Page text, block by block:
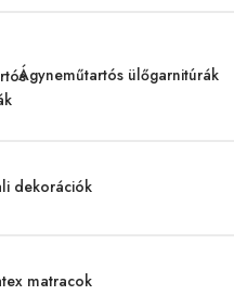
Ágyneműtartós ülőgarnitúrák
dekorációk
matracok